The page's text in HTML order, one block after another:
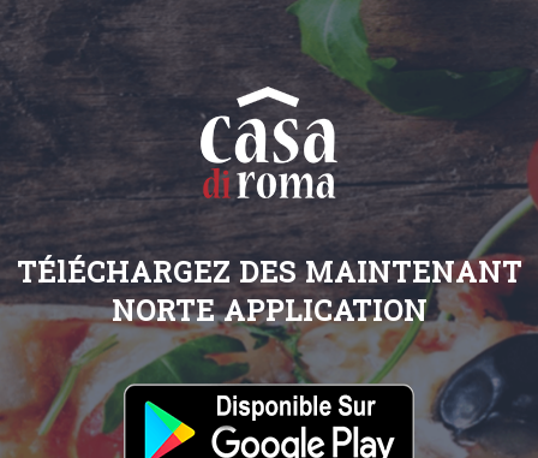
TÉlÉCHARGEZ DES MAINTENANT
NORTE APPLICATION